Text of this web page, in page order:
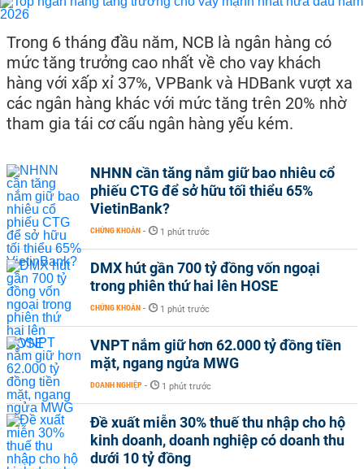
Trong 6 tháng đầu năm, NCB là ngân hàng có
mức tăng trưởng cao nhất về cho vay khách
hàng với xấp xỉ 37%, VPBank và HDBank vượt xa
các ngân hàng khác với mức tăng trên 20% nhờ
tham gia tái cơ cấu ngân hàng yếu kém.
NHNN cần tăng nắm giữ bao nhiêu cổ
phiếu CTG để sở hữu tối thiểu 65%
VietinBank?
CHỨNG KHOÁN - 1 phút trước
DMX hút gần 700 tỷ đồng vốn ngoại
trong phiên thứ hai lên HOSE
CHỨNG KHOÁN - 1 phút trước
VNPT nắm giữ hơn 62.000 tỷ đồng tiền
mặt, ngang ngửa MWG
DOANH NGHIỆP - 1 phút trước
Đề xuất miễn 30% thuế thu nhập cho hộ
kinh doanh, doanh nghiệp có doanh thu
dưới 10 tỷ đồng